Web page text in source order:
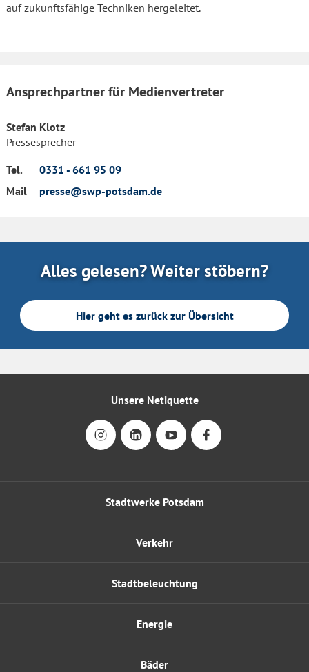
auf zukunftsfähige Techniken hergeleitet.
Ansprechpartner für Medienvertreter
Stefan Klotz
Pressesprecher
Tel.
0331 - 661 95 09
Mail
presse@swp-potsdam.de
Alles gelesen? Weiter stöbern?
Hier geht es zurück zur Übersicht
Stadtwerke Potsdam
Energie
Verkehr
Bäder
Stadtbeleuchtung
Unsere Netiquette